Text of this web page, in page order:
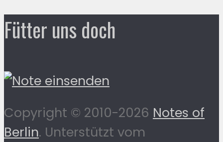
Fütter uns doch
Copyright © 2010-2026 Notes of
Berlin. Unterstützt vom